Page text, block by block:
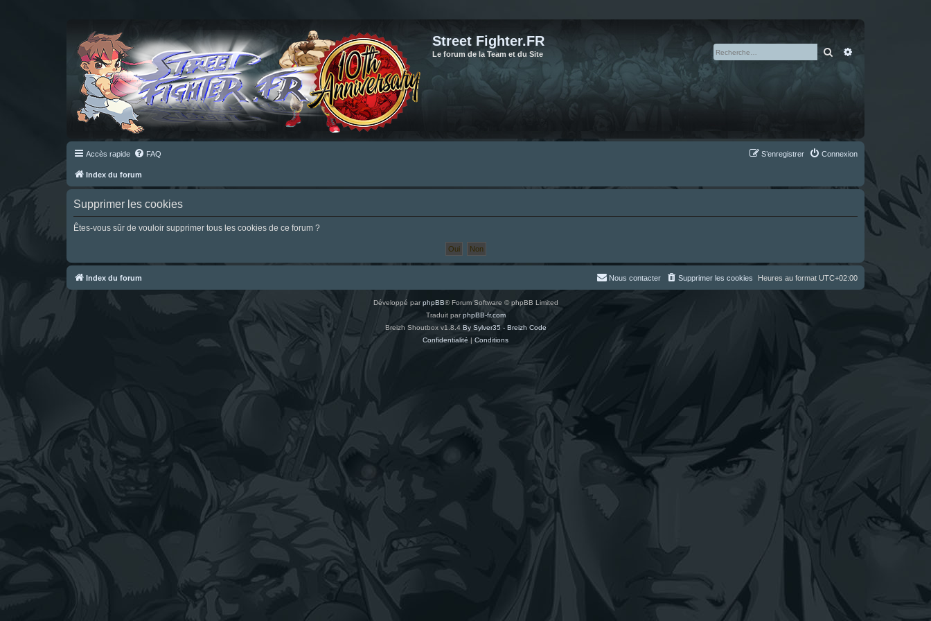
Street Fighter.FR
Le forum de la Team et du Site Rechercher
Accès rapide FAQ Connexion
S’enregistrer
Index du forum
Supprimer les cookies
Êtes-vous sûr de vouloir supprimer tous les cookies de ce forum ?
Index du forum Heures au format UTC+02:00
Supprimer les cookies
Nous contacter
Développé parphpBB® Forum Software © phpBB Limited
Traduit parphpBB-fr.com
Breizh Shoutbox v1.8.4 By Sylver35 - Breizh Code
Confidentialité | Conditions